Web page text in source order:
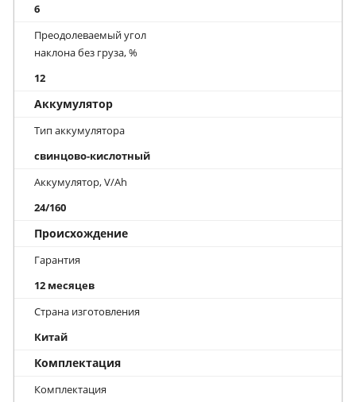
6
Преодолеваемый угол
наклона без груза, %
12
Аккумулятор
Тип аккумулятора
свинцово-кислотный
Аккумулятор, V/Ah
24/160
Происхождение
Гарантия
12 месяцев
Страна изготовления
Китай
Комплектация
Комплектация